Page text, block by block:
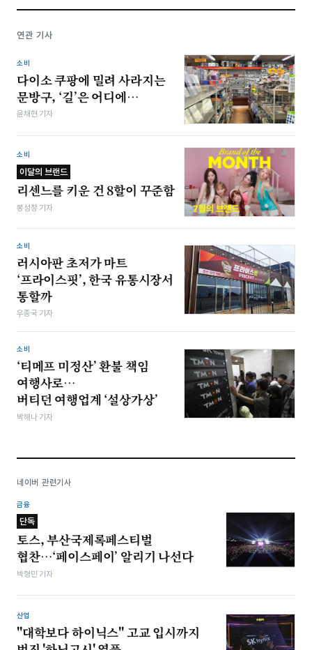
연관 기사
소비
다이소 쿠팡에 밀려 사라지는
문방구, ‘길’은 어디에…
윤채현 기자
소비
이달의 브랜드
리센느를 키운 건 8할이 꾸준함
봉성창 기자
소비
러시아판 초저가 마트
‘프라이스핏’, 한국 유통시장서
통할까
우종국 기자
소비
‘티메프 미정산’ 환불 책임
여행사로…
버티던 여행업계 ‘설상가상’
박해나 기자
네이버 관련기사
금융
단독
토스, 부산국제록페스티벌
협찬…‘페이스페이’ 알리기 나선다
박형민 기자
산업
"대학보다 하이닉스" 고교 입시까지